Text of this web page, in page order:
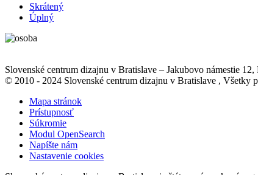
Skrátený
Úplný
Slovenské centrum dizajnu v Bratislave – Jakubovo námestie 12,
© 2010 - 2024 Slovenské centrum dizajnu v Bratislave , Všetky
Mapa stránok
Prístupnosť
Súkromie
Modul OpenSearch
Napíšte nám
Nastavenie cookies